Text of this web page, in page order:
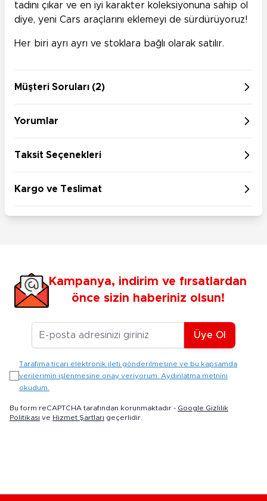
tadını çıkar ve en iyi karakter koleksiyonuna sahip ol
diye, yeni Cars araçlarını eklemeyi de sürdürüyoruz!
Her biri ayrı ayrı ve stoklara bağlı olarak satılır.
Müşteri Soruları (2)
Yorumlar
Taksit Seçenekleri
Kargo ve Teslimat
Kampanya, indirim ve fırsatlardan
önce sizin haberiniz olsun!
E-posta Adresiniz
Üye Ol
Tarafıma ticari elektronik ileti gönderilmesine ve bu kapsamda
verilerimin işlenmesine onay veriyorum. Aydınlatma metnini
okudum.
Bu form reCAPTCHA tarafından korunmaktadır - Google Gizlilik
Politikası ve Hizmet Şartları geçerlidir.